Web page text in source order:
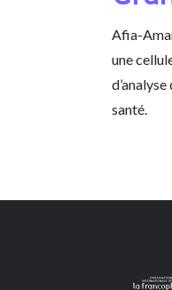
Afia-
une
santé.